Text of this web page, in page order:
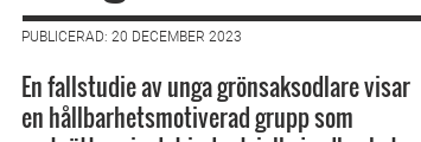
PUBLICERAD: 20 DECEMBER 2023
En fallstudie av unga grönsaksodlare visar
en hållbarhetsmotiverad grupp som